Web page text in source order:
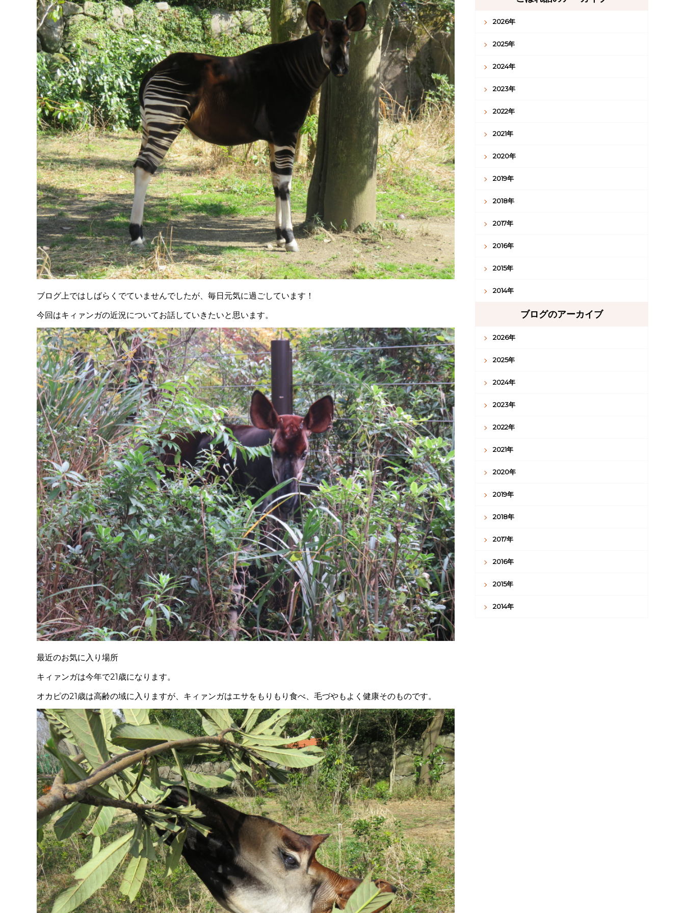
ブログ上ではしばらくでていませんでしたが、毎日元気に過ごしています！
今回はキィァンガの近況についてお話していきたいと思います。
最近のお気に入り場所
キィァンガは今年で21歳になります。
オカピの21歳は高齢の域に入りますが、キィァンガはエサをもりもり食べ、毛づやもよく健康そのものです。
2026年
2025年
2024年
2023年
2022年
2021年
2020年
2019年
2018年
2017年
2016年
2015年
2014年
ブログのアーカイブ
2026年
2025年
2024年
2023年
2022年
2021年
2020年
2019年
2018年
2017年
2016年
2015年
2014年